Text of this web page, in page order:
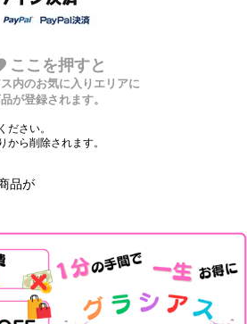
ここを押すと
内のお気に入りエリアに
が登録されます。
さい。
ら削除されます。
品が